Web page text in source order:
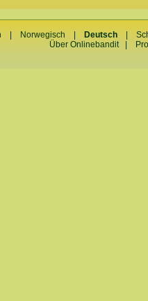
Norwegisch Deutsch |
Über Onlinebandit|